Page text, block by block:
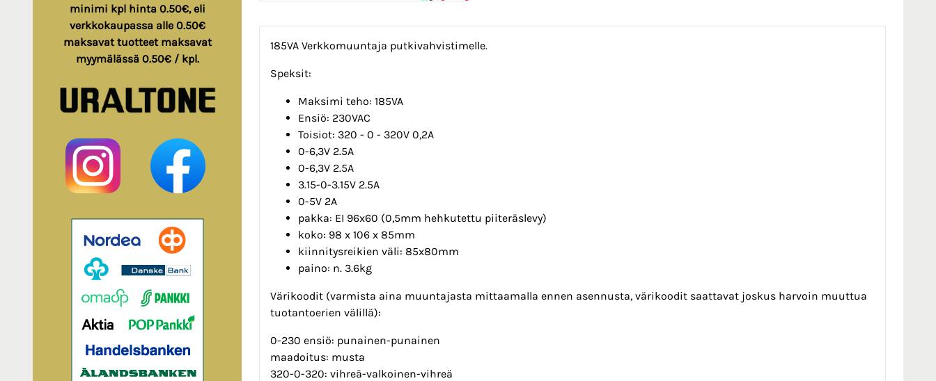
minimi kpl hinta 0.50€, eli
verkkokaupassa alle 0.50€
maksavat tuotteet maksavat
myymälässä 0.50€ / kpl.
185VA Verkkomuuntaja putkivahvistimelle.
Speksit:
Maksimi teho: 185VA
Ensiö: 230VAC
Toisiot: 320 - 0 - 320V 0,2A
0-6,3V 2.5A
0-6,3V 2.5A
3.15-0-3.15V 2.5A
0-5V 2A
pakka: EI 96x60 (0,5mm hehkutettu piiteräslevy)
koko: 98 x 106 x 85mm
kiinnitysreikien väli: 85x80mm
paino: n. 3.6kg
Värikoodit (varmista aina muuntajasta mittaamalla ennen asennusta, värikoodit saattavat joskus harvoin muuttua
tuotantoerien välillä):
0-230 ensiö: punainen-punainen
maadoitus: musta
320-0-320: vihreä-valkoinen-vihreä